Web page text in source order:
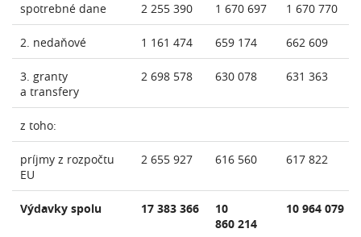
spotrebné dane 2 255 390 1 670 697 1 670 770
2. nedaňové 1 161 474 659 174 662 609
3. granty
a transfery
2 698 578 630 078 631 363
z toho:
príjmy z rozpočtu
EU
2 655 927 616 560 617 822
Výdavky spolu 17 383 366
10
860 214
10 964 079